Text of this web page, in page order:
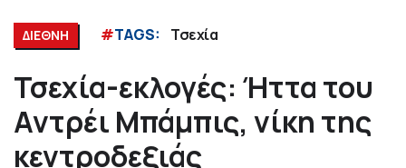
ΔΙΕΘΝΗ #TAGS: Τσεχία
Τσεχία-εκλογές: Ήττα του
Αντρέι Μπάμπις, νίκη της
κεντροδεξιάς